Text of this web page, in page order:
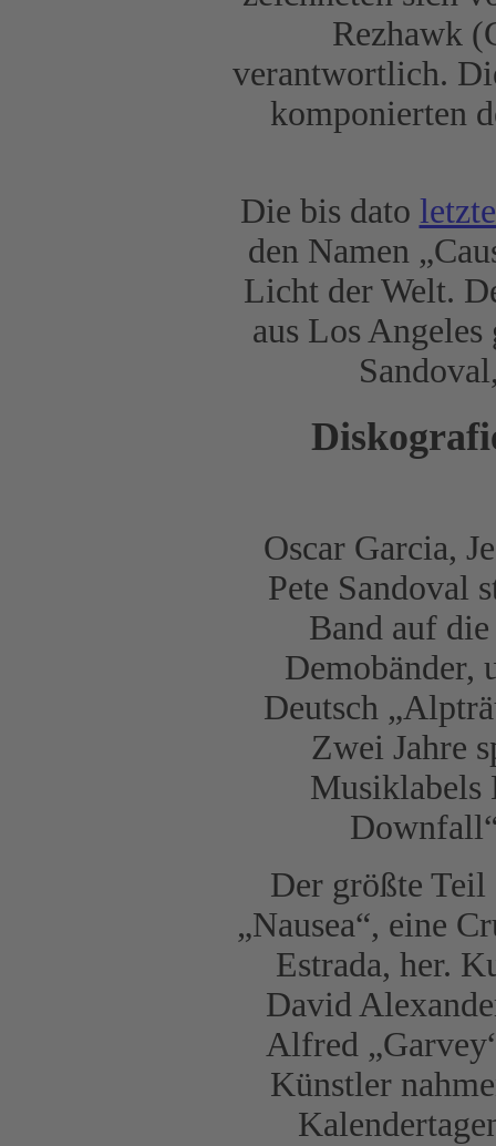
Rezhawk
verantwortlich.
komponierten
Die bis dato
den Namen
Licht der Welt.
aus Los
Oscar Garcia,
Pete Sandoval
Band auf
Demobänder,
Deutsch
Zwei Jahre
Musiklabels
Der größte Teil
„Nausea“, eine
Estrada, her.
David
Alfred
Künstler